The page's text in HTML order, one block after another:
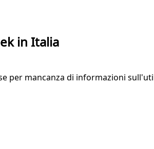
in Italia
per mancanza di informazioni